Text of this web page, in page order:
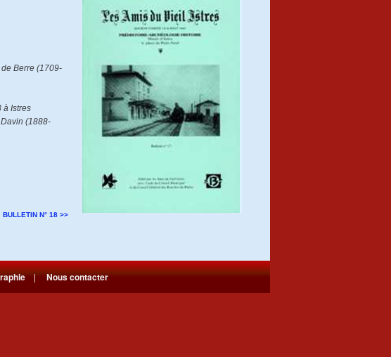
Berre (1709-
à Istres
(1888-
BULLETIN N° 18 >>
| Nous contacter